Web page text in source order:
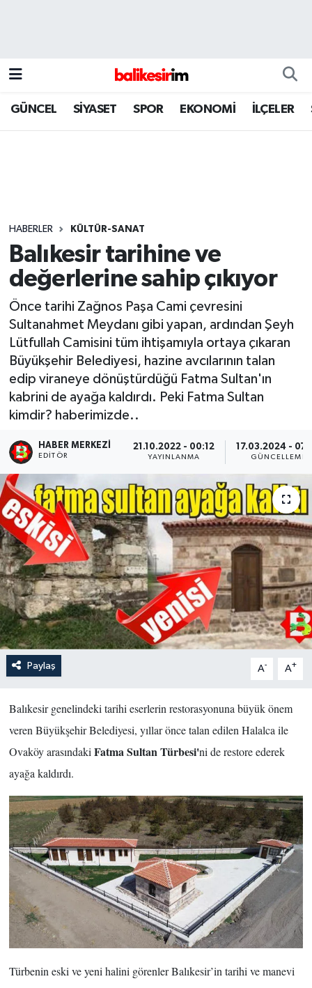
GÜNCEL SİYASET SPOR EKONOMİ İLÇELER
HABERLER KÜLTÜR-SANAT
Balıkesir tarihine ve
değerlerine sahip çıkıyor
Önce tarihi Zağnos Paşa Cami çevresini
Sultanahmet Meydanı gibi yapan, ardından Şeyh
Lütfullah Camisini tüm ihtişamıyla ortaya çıkaran
Büyükşehir Belediyesi, hazine avcılarının talan
edip viraneye dönüştürdüğü Fatma Sultan'ın
kabrini de ayağa kaldırdı. Peki Fatma Sultan
kimdir? haberimizde..
HABER MERKEZI
EDITÖR
21.10.2022 - 00:12
YAYINLANMA
17.03.2024 -
GÜNCELLEME
Paylaş A- A+
Balıkesir genelindeki tarihi eserlerin restorasyonuna büyük önem
veren Büyükşehir Belediyesi, yıllar önce talan edilen Halalca ile
Ovaköy arasındaki Fatma Sultan Türbesi'ni de restore ederek
ayağa kaldırdı.
Türbenin eski ve yeni halini görenler Balıkesir’in tarihi ve manevi